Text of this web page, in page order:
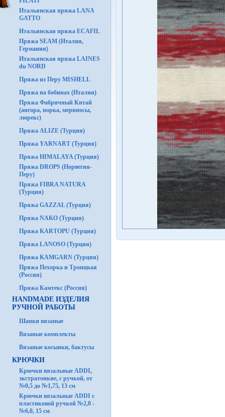
Итальянская пряжа LANA
GATTO
Итальянская пряжа ECAFIL
Пряжа SEAM (Италия,
Германия)
Итальянская пряжа LAINES
du NORD
Пряжа из Перу MISHELL
Пряжа на бобинах (Италия)
Пряжа Фабричный Китай
(ангора, норка, мериносы,
люрекс)
Пряжа ALIZE (Турция)
Пряжа YARNART (Турция)
Пряжа HIMALAYA (Турция)
Пряжа DROPS (Норвегия-
Перу)
Пряжа FIBRA NATURA
(Турция)
Пряжа GAZZAL (Турция)
Пряжа NAKO (Турция)
Пряжа KARTOPU (Турция)
Пряжа LANOSO (Турция)
Пряжа KAMGARN (Турция)
Пряжа Пехорка и Троицкая
(Россия)
Пряжа Камтекс (Россия)
HANDMADE ИЗДЕЛИЯ
РУЧНОЙ РАБОТЫ
Шапки вязаные
Вязаные комплекты
Вязаные косынки, бактусы
КРЮЧКИ
Крючки вязальные ADDI,
экстратонкие, с ручкой, от
№0,5 до №1,75, 13 см
Крючки вязальные ADDI с
пластиковой ручкой №2,0 -
№6,0, 15 см